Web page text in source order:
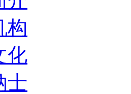
构
化
士